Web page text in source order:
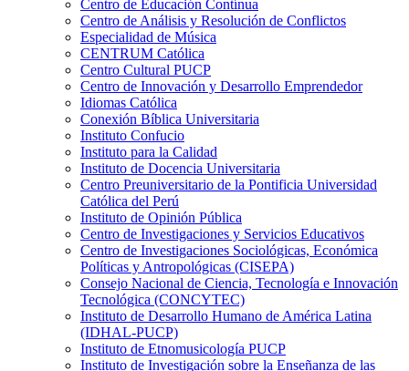
Centro de Educación Contínua
Centro de Análisis y Resolución de Conflictos
Especialidad de Música
CENTRUM Católica
Centro Cultural PUCP
Centro de Innovación y Desarrollo Emprendedor
Idiomas Católica
Conexión Bíblica Universitaria
Instituto Confucio
Instituto para la Calidad
Instituto de Docencia Universitaria
Centro Preuniversitario de la Pontificia Universidad
Católica del Perú
Instituto de Opinión Pública
Centro de Investigaciones y Servicios Educativos
Centro de Investigaciones Sociológicas, Económica
Políticas y Antropológicas (CISEPA)
Consejo Nacional de Ciencia, Tecnología e Innovación
Tecnológica (CONCYTEC)
Instituto de Desarrollo Humano de América Latina
(IDHAL-PUCP)
Instituto de Etnomusicología PUCP
Instituto de Investigación sobre la Enseñanza de las